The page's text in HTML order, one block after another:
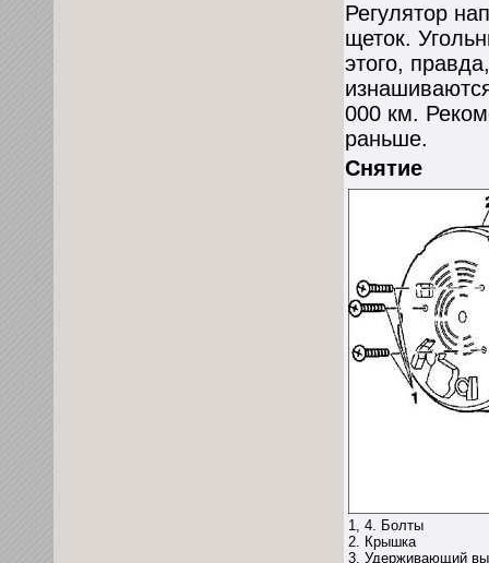
Регулятор
щеток.
этого,
000 км.
раньше.
Снятие
1, 4. Болты
2. Крышка
3. Удерживающий